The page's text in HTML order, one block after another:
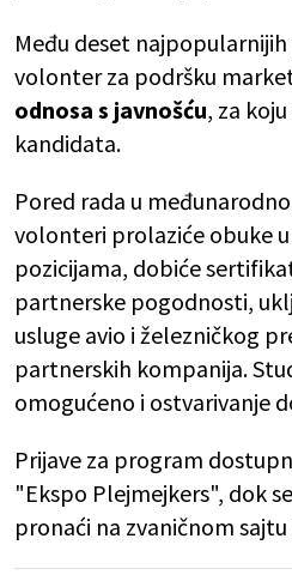
Među deset najpopularnijih
volonter za podršku
odnosa s javnošću, za
kandidata.
Pored rada u
volonteri prolaziće obuke
pozicijama, dobiće
partnerske pogodnosti,
usluge avio i železničkog
partnerskih kompanija.
omogućeno i ostvarivanje
Prijave za program
"Ekspo Plejmejkers", dok
pronaći na zvaničnom sajtu